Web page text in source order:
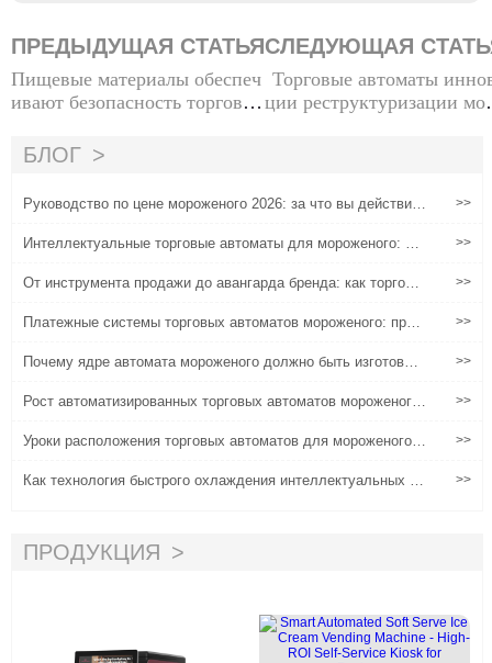
ПРЕДЫДУЩАЯ СТАТЬЯ
Пищевые материалы обеспеч
ивают безопасность торговы
СЛЕДУЮЩАЯ
Торговые автоматы
ции реструктуризации
БЛОГ
Руководство по цене мороженого 2026: за что вы действите
>>
Интеллектуальные торговые автоматы для мороженого: ос
абельности
>>
От инструмента продажи до авангарда бренда: как торговы
в?
>>
Платежные системы торговых автоматов мороженого: прак
ями
>>
Почему ядре автомата мороженого должно быть изготовле
>>
Рост автоматизированных торговых автоматов мороженого
>>
Уроки расположения торговых автоматов для мороженого м
х сайтов
>>
Как технология быстрого охлаждения интеллектуальных то
>>
ПРОДУКЦИЯ